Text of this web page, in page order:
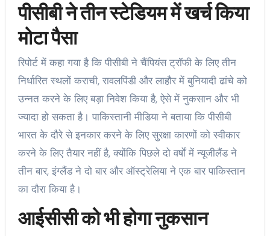
पीसीबी ने तीन स्‍टेडियम में खर्च किया
मोटा पैसा
रिपोर्ट में कहा गया है कि पीसीबी ने चैंपियंस ट्रॉफी के लिए तीन
निर्धारित स्थलों कराची, रावलपिंडी और लाहौर में बुनियादी ढांचे को
उन्नत करने के लिए बड़ा निवेश किया है, ऐसे में नुकसान और भी
ज्‍यादा हो सकता है। पाकिस्तानी मीडिया ने बताया कि पीसीबी
भारत के दौरे से इनकार करने के लिए सुरक्षा कारणों को स्वीकार
करने के लिए तैयार नहीं है, क्योंकि पिछले दो वर्षों में न्यूजीलैंड ने
तीन बार, इंग्लैंड ने दो बार और ऑस्ट्रेलिया ने एक बार पाकिस्‍तान
का दौरा किया है।
आईसीसी को भी होगा नुकसान